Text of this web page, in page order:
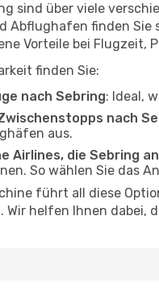
sind über viele
Abflughafen finden Sie
Vorteile bei Flugzeit,
finden Sie:
nach Sebring: Ideal,
nach
aus.
Airlines, die Sebring
So wählen Sie das
führt all diese
Wir helfen Ihnen dabei,